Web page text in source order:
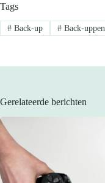
Tags
#Back-up #Back-uppen
Gerelateerde berichten